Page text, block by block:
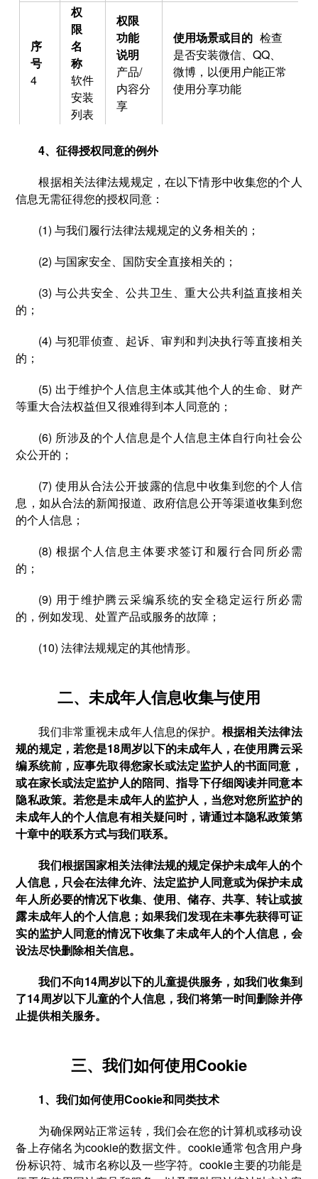
4
软件
安装
列表
产品/
内容分
享
检查
是否安装微信、QQ、
微博，以便用户能正常
使用分享功能
4、征得授权同意的例外
根据相关法律法规规定，在以下情形中收集您的个人
信息无需征得您的授权同意：
(1) 与我们履行法律法规规定的义务相关的；
(2) 与国家安全、国防安全直接相关的；
(3) 与公共安全、公共卫生、重大公共利益直接相关
的；
(4) 与犯罪侦查、起诉、审判和判决执行等直接相关
的；
(5) 出于维护个人信息主体或其他个人的生命、财产
等重大合法权益但又很难得到本人同意的；
(6) 所涉及的个人信息是个人信息主体自行向社会公
众公开的；
(7) 使用从合法公开披露的信息中收集到您的个人信
息，如从合法的新闻报道、政府信息公开等渠道收集到您
的个人信息；
(8) 根据个人信息主体要求签订和履行合同所必需
的；
(9) 用于维护腾云采编系统的安全稳定运行所必需
的，例如发现、处置产品或服务的故障；
(10) 法律法规规定的其他情形。
二、未成年人信息收集与使用
我们非常重视未成年人信息的保护。 根据相关法律法
规的规定，若您是18周岁以下的未成年人，在使用腾云采
编系统前，应事先取得您家长或法定监护人的书面同意，
或在家长或法定监护人的陪同、指导下仔细阅读并同意本
隐私政策。若您是未成年人的监护人，当您对您所监护的
未成年人的个人信息有相关疑问时，请通过本隐私政策第
十章中的联系方式与我们联系。
我们根据国家相关法律法规的规定保护未成年人的个
人信息，只会在法律允许、法定监护人同意或为保护未成
年人所必要的情况下收集、使用、储存、共享、转让或披
露未成年人的个人信息；如果我们发现在未事先获得可证
实的监护人同意的情况下收集了未成年人的个人信息，会
设法尽快删除相关信息。
我们不向14周岁以下的儿童提供服务，如我们收集到
了14周岁以下儿童的个人信息，我们将第一时间删除并停
止提供相关服务。
三、我们如何使用Cookie
1、我们如何使用Cookie和同类技术
为确保网站正常运转，我们会在您的计算机或移动设
备上存储名为cookie的数据文件。cookie通常包含用户身
份标识符、城市名称以及一些字符。cookie主要的功能是